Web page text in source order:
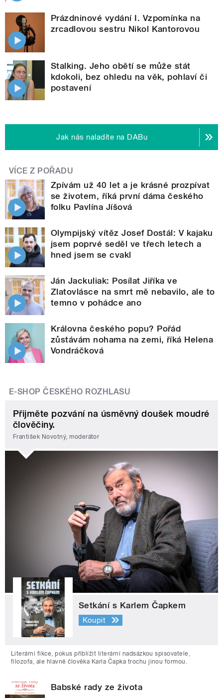
Prázdninové vydání I. Vzpomínka na
zrcadlovou sestru Nikol Kantorovou
Stalking. Jeho obětí se může stát
kdokoli, bez ohledu na věk, pohlaví či
postavení
Jak nás naladíte na DABu
VÍCE Z POŘADU
Zpívám už 40 let a je krásné prozpívat
se životem, říká první dáma českého
folku Pavlína Jíšová
Olympijský vítěz Josef Dostál: V kajaku
jsem poprvé seděl ve třech letech a
hned jsem se cvakl
Ján Jackuliak: Posílat Jiříka ve
Zlatovlásce na smrt mě nebavilo, ale to
temno v pohádce ano
Královna českého popu? Pořád
zůstávám nohama na zemi, říká Helena
Vondráčková
E-SHOP ČESKÉHO ROZHLASU
Přijměte pozvání na úsměvný doušek moudré
člověčiny.
František Novotný, moderátor
Setkání s Karlem Čapkem
Koupit
Literární fikce, pokus přiblížit literární nadsázkou spisovatele,
filozofa, ale hlavně člověka Karla Čapka trochu jinou formou.
Babské rady ze života